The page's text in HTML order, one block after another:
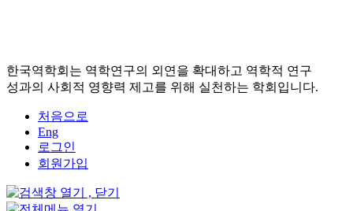
한국역학회는 역학연구의 외연을 확대하고 역학적 연구
성과의 사회적 영향력 제고를 위해 실천하는 학회입니다.
처음으로
Eng
로그인
회원가입